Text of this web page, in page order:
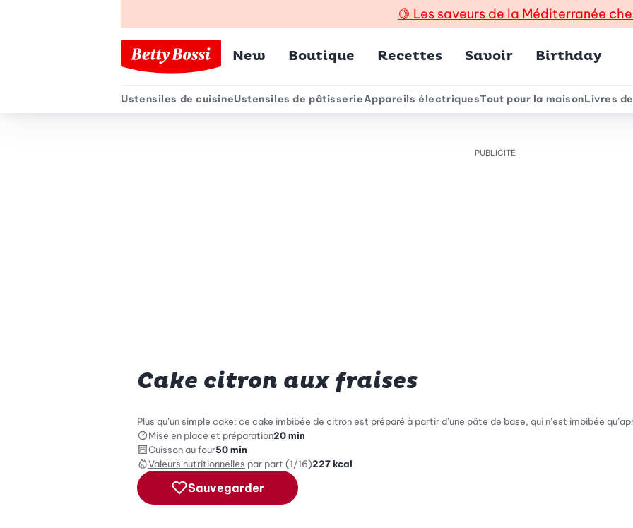
🍋 Les saveurs de la Méditerranée
Menu principal
New Boutique Recettes Savoir Birthday
Menu secondaire
Ustensiles de cuisineUstensiles de pâtisserieAppareils électriquesTout pour la maisonLivres
PUBLICITÉ
Cake citron aux fraises
Plus qu’un simple cake: ce cake imbibée de citron est préparé à partir d’une pâte de base, qui n’est imbibée
Mise en place et préparation20 min
Cuisson au four50 min
Valeurs nutritionnelles par part (1/16)227 kcal
Sauvegarder